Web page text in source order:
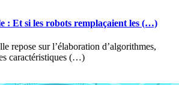
: Et si les robots remplaçaient les (…)
repose sur l’élaboration d’algorithmes,
caractéristiques (…)